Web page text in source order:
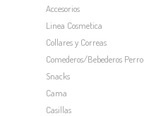
Accesorios
Linea Cosmetica
Collares y Correas
Comederos/Bebederos Perro
Snacks
Cama
Casillas